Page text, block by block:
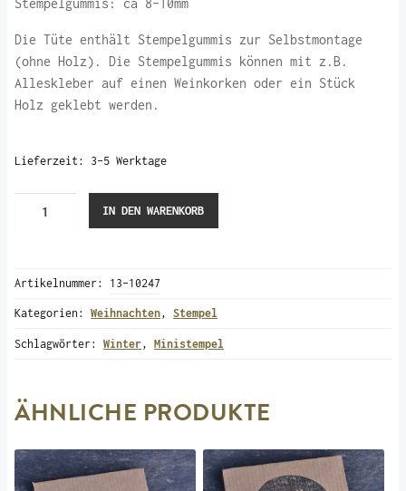
Stempelgummis: ca 8-10mm
Die Tüte enthält Stempelgummis zur Selbstmontage
(ohne Holz). Die Stempelgummis können mit z.B.
Alleskleber auf einen Weinkorken oder ein Stück
Holz geklebt werden.
Lieferzeit: 3-5 Werktage
Menge
IN DEN WARENKORB
Artikelnummer: 13-10247
Kategorien:Weihnachten,Stempel
Schlagwörter:Winter,Ministempel
ÄHNLICHE PRODUKTE